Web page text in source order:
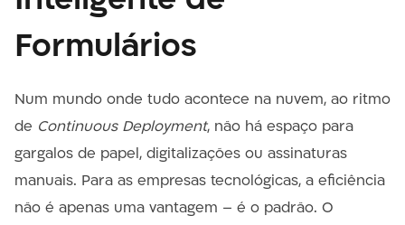
Formulários
Num mundo onde tudo acontece na nuvem, ao ritmo
de Continuous Deployment, não há espaço para
gargalos de papel, digitalizações ou assinaturas
manuais. Para as empresas tecnológicas, a eficiência
não é apenas uma vantagem – é o padrão. O